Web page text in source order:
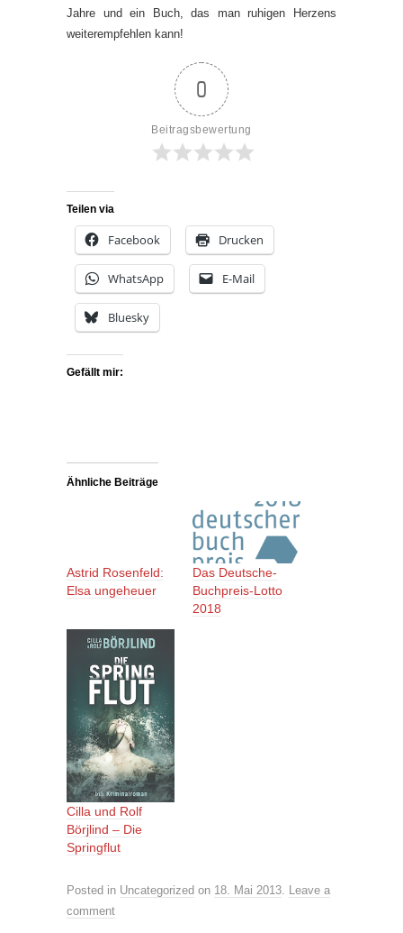
Jahre und ein Buch, das man ruhigen Herzens
weiterempfehlen kann!
0
Beitragsbewertung
Teilen via
Facebook Drucken
WhatsApp E-Mail
Bluesky
Gefällt mir:
Ähnliche Beiträge
Astrid Rosenfeld:
Elsa ungeheuer
Das Deutsche-
Buchpreis-Lotto
2018
Cilla und Rolf
Börjlind – Die